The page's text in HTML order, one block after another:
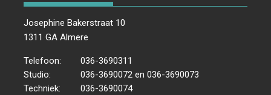
Josephine Bakerstraat 10
1311 GA Almere
Telefoon:
036-3690311
Studio:
036-3690072 en 036-3690073
Techniek:
036-3690074